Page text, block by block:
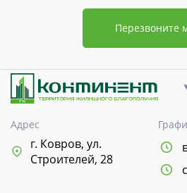
Перезвоните
Адрес
г. Ковров, ул.
Строителей, 28